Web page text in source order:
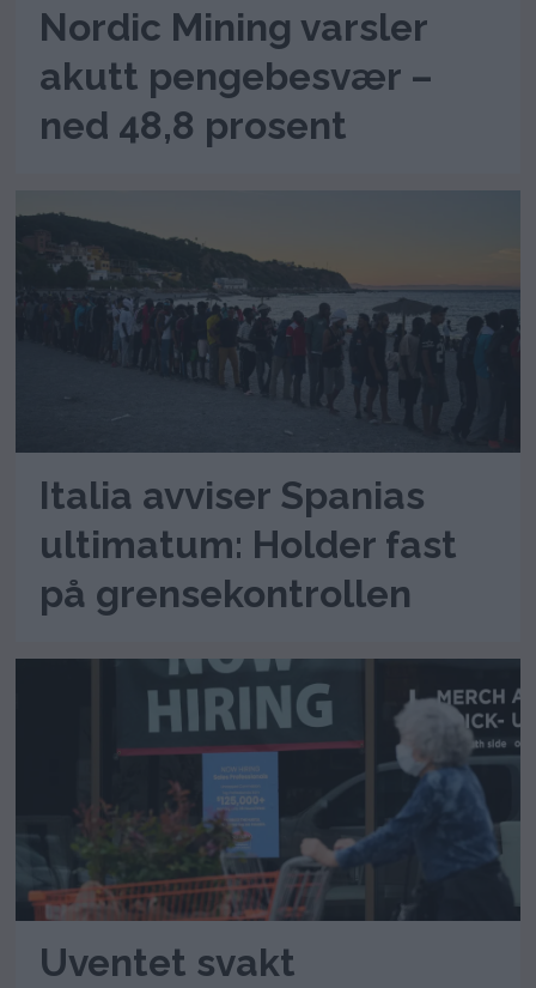
Nordic Mining varsler
akutt pengebesvær –
ned 48,8 prosent
Italia avviser Spanias
ultimatum: Holder fast
på grensekontrollen
Uventet svakt